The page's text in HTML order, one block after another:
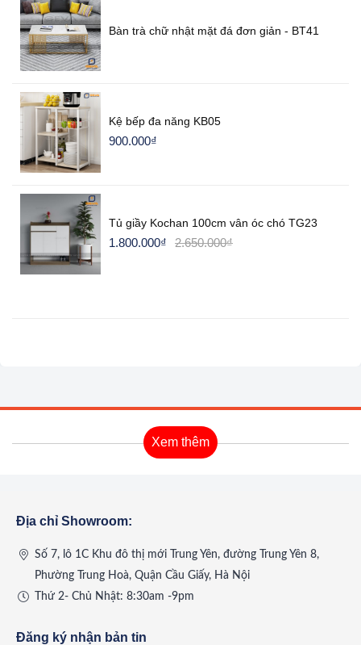
Bàn trà chữ nhật mặt đá đơn giản - BT41
Kệ bếp đa năng KB05
900.000₫
Tủ giầy Kochan 100cm vân óc chó TG23
2.650.000₫
1.800.000₫
Xem thêm
Địa chỉ Showroom:
Số 7, lô 1C Khu đô thị mới Trung Yên, đường Trung Yên 8,
Phường Trung Hoà, Quận Cầu Giấy, Hà Nội
Thứ 2- Chủ Nhật: 8:30am -9pm
Đăng ký nhận bản tin